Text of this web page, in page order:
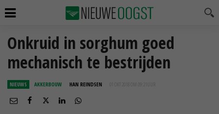
Onkruid in sorghum goed
mechanisch te bestrijden
NIEUWS AKKERBOUW HAN REINDSEN 01 OKT 2018 OM 09:21